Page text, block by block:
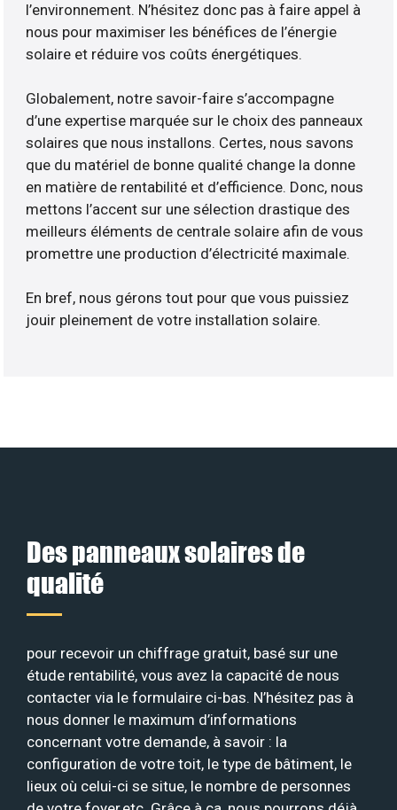
l’environnement. N’hésitez donc pas à faire appel à
nous pour maximiser les bénéfices de l’énergie
solaire et réduire vos coûts énergétiques.
Globalement, notre savoir-faire s’accompagne
d’une expertise marquée sur le choix des panneaux
solaires que nous installons. Certes, nous savons
que du matériel de bonne qualité change la donne
en matière de rentabilité et d’efficience. Donc, nous
mettons l’accent sur une sélection drastique des
meilleurs éléments de centrale solaire afin de vous
promettre une production d’électricité maximale.
En bref, nous gérons tout pour que vous puissiez
jouir pleinement de votre installation solaire.
Des panneaux solaires de
qualité
pour recevoir un chiffrage gratuit, basé sur une
étude rentabilité, vous avez la capacité de nous
contacter via le formulaire ci-bas. N’hésitez pas à
nous donner le maximum d’informations
concernant votre demande, à savoir : la
configuration de votre toit, le type de bâtiment, le
lieux où celui-ci se situe, le nombre de personnes